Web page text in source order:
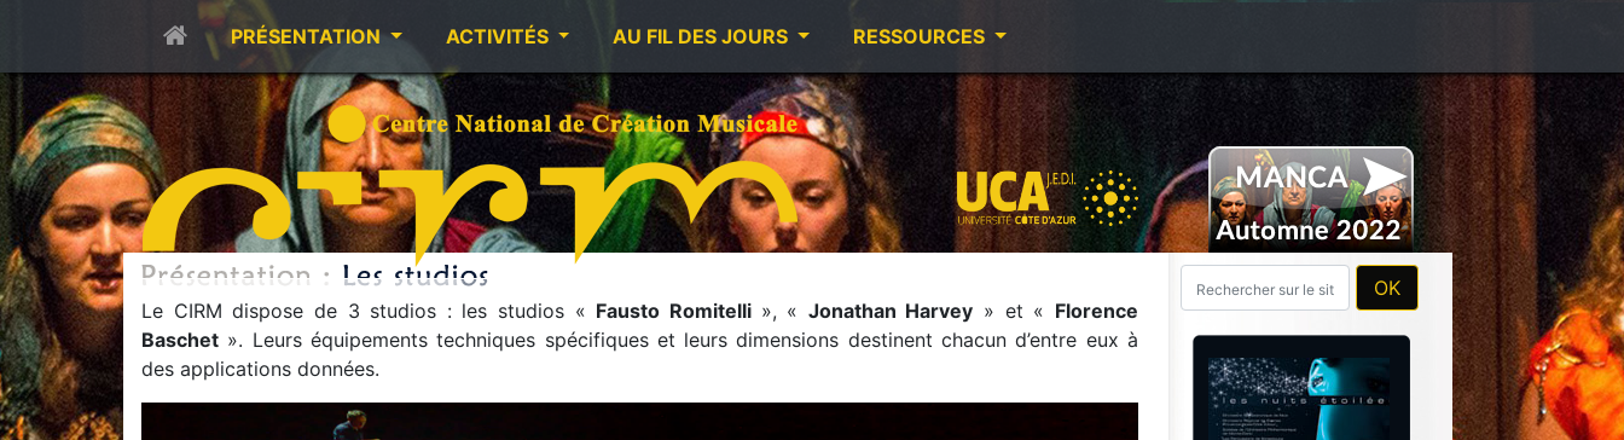
PRÉSENTATION ACTIVITÉS AU FIL DES JOURS RESSOURCES
Le CIRM dispose de 3 studios : les studios « Fausto Romitelli », « Jonathan Harvey » et « Florence
Baschet ». Leurs équipements techniques spécifiques et leurs dimensions destinent chacun d’entre eux à
des applications données.